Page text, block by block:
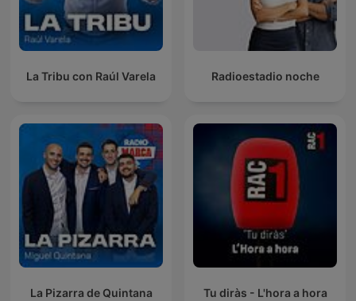
La Tribu con Raúl Varela Radioestadio noche
La Pizarra de Quintana Tu diràs - L'hora a hora